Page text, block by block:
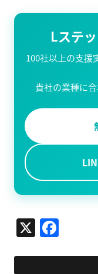
Lステ
100社以上の支援
貴社の業種に
X